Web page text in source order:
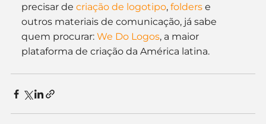
precisar de criação de logotipo, folders e
outros materiais de comunicação, já sabe
quem procurar: We Do Logos, a maior
plataforma de criação da América latina.